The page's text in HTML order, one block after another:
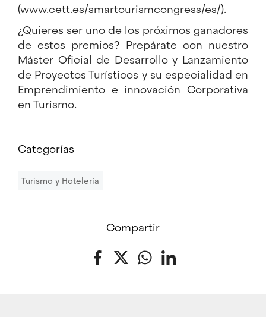
(www.cett.es/smartourismcongress/es/).
¿Quieres ser uno de los próximos ganadores
de estos premios? Prepárate con nuestro
Máster Oficial de Desarrollo y Lanzamiento
de Proyectos Turísticos y su especialidad en
Emprendimiento e innovación Corporativa
en Turismo.
Categorías
Turismo y Hotelería
Compartir
Facebook
Twitter WhatsApp